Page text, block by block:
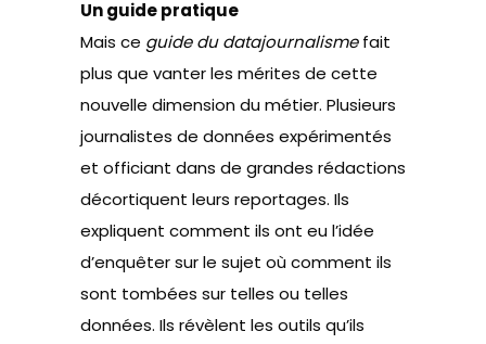
Un guide pratique
Mais ce guide du datajournalismefait
plus que vanter les mérites de cette
nouvelle dimension du métier. Plusieurs
journalistes de données expérimentés
et officiant dans de grandes rédactions
décortiquent leurs reportages. Ils
expliquent comment ils ont eu l’idée
d’enquêter sur le sujet où comment ils
sont tombées sur telles ou telles
données. Ils révèlent les outils qu’ils